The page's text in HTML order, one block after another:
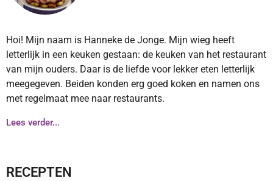
Hoi! Mijn naam is Hanneke de Jonge. Mijn wieg heeft
letterlijk in een keuken gestaan: de keuken van het restaurant
van mijn ouders. Daar is de liefde voor lekker eten letterlijk
meegegeven. Beiden konden erg goed koken en namen ons
met regelmaat mee naar restaurants.
Lees verder...
RECEPTEN